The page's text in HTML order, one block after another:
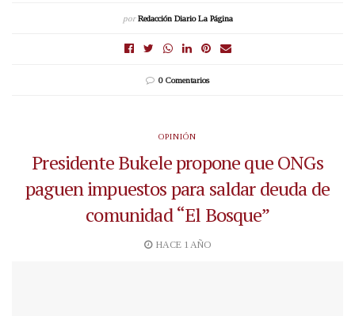
por Redacción Diario La Página
0 Comentarios
OPINIÓN
Presidente Bukele propone que ONGs
paguen impuestos para saldar deuda de
comunidad “El Bosque”
HACE 1 AÑO